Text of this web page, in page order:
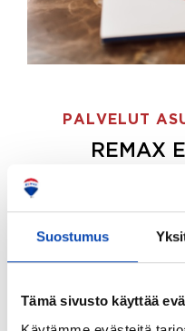
Suostumus
Tämä sivusto käyttää
PALVELUT
REMAX
ostajille.
Tee